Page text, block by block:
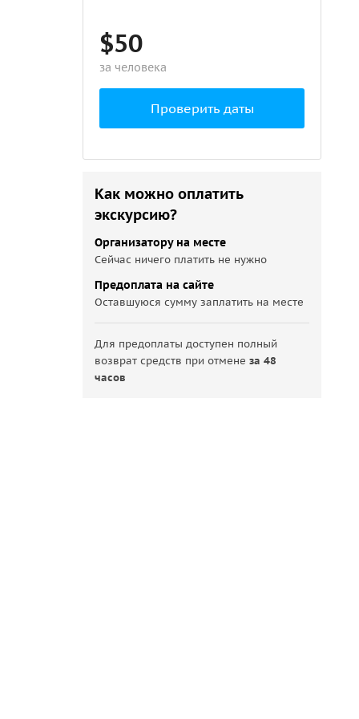
$50
за человека
Проверить даты
Как можно оплатить
экскурсию?
Организатору на месте
Сейчас ничего платить не нужно
Предоплата на сайте
Оставшуюся сумму заплатить на месте
Для предоплаты доступен полный
возврат средств при отменеза 48
часов